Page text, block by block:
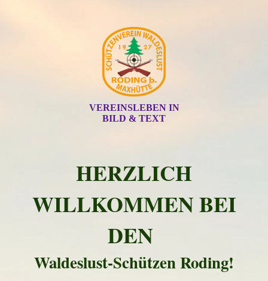
VEREINSLEBEN IN
BILD & TEXT
HERZLICH
WILLKOMMEN BEI
DEN
Waldeslust-Schützen Roding!